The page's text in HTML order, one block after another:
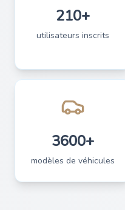
210+
utilisateurs inscrits
3600+
modèles de véhicules